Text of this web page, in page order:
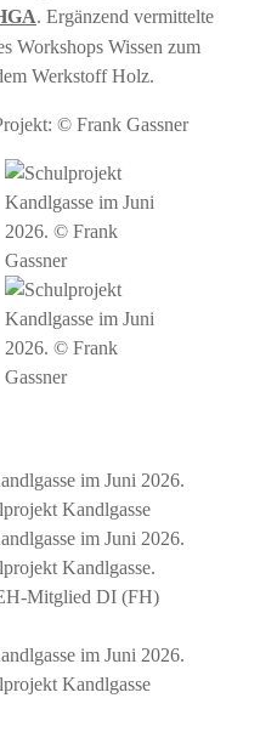
. Ergänzend vermittelte
Workshops Wissen zum
Werkstoff Holz.
© Frank Gassner
Kandlgasse
Kandlgasse.
Mitglied DI (FH)
Kandlgasse